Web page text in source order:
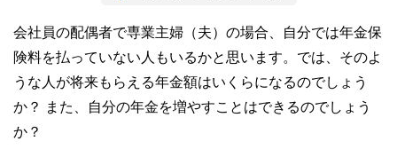
会社員の配偶者で専業主婦（夫）の場合、自分では年金保
険料を払っていない人もいるかと思います。では、そのよ
うな人が将来もらえる年金額はいくらになるのでしょう
か？ また、自分の年金を増やすことはできるのでしょう
か？